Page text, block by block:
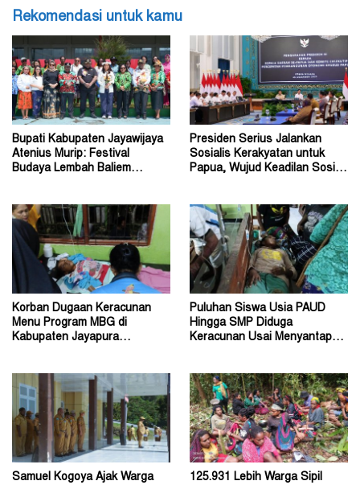
Rekomendasi untuk kamu
Bupati Kabupaten Jayawijaya
Atenius Murip: Festival
Budaya Lembah Baliem
Presiden Serius Jalankan
Sosialis Kerakyatan untuk
Papua, Wujud Keadilan Sosial
Korban Dugaan Keracunan
Menu Program MBG di
Kabupaten Jayapura
Puluhan Siswa Usia PAUD
Hingga SMP Diduga
Keracunan Usai Menyantap
Samuel Kogoya Ajak Warga
125.931 Lebih Warga Sipil